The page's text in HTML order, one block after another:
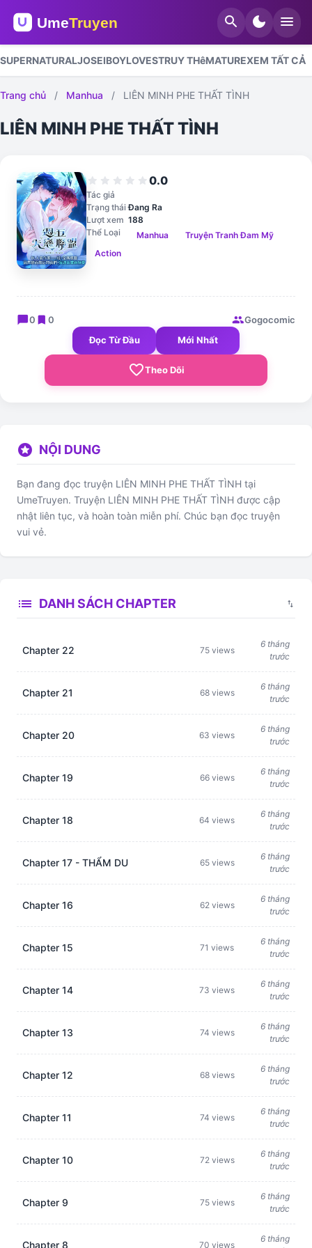
search dark_mode menu
SUPERNATURALJOSEIBOYLOVESTRUY THêMATUREXEM TẤT CẢ
Trang chủ / Manhua / LIÊN MINH PHE THẤT TÌNH
LIÊN MINH PHE THẤT TÌNH
star star star star star 0.0
Tác giả
Trạng thái Đang Ra
Lượt xem 188
Thể Loại
Manhua
Truyện Tranh Đam Mỹ
Action
chat_bubble0 bookmark 0 groupGogocomic
Đọc Từ Đầu
Mới Nhất
favorite_borderTheo Dõi
stars NỘI DUNG
Bạn đang đọc truyện LIÊN MINH PHE THẤT TÌNH tại
UmeTruyen. Truyện LIÊN MINH PHE THẤT TÌNH được cập
nhật liên tục, và hoàn toàn miễn phí. Chúc bạn đọc truyện
vui vẻ.
list DANH SÁCH CHAPTER swap_vert
Chapter 22 75 views
6 tháng
trước
Chapter 21 68 views
6 tháng
trước
Chapter 20 63 views
6 tháng
trước
Chapter 19 66 views
6 tháng
trước
Chapter 18 64 views
6 tháng
trước
Chapter 17 - THẨM DU 65 views
6 tháng
trước
Chapter 16 62 views
6 tháng
trước
Chapter 15 71 views
6 tháng
trước
Chapter 14 73 views
6 tháng
trước
Chapter 13 74 views
6 tháng
trước
Chapter 12 68 views
6 tháng
trước
Chapter 11 74 views
6 tháng
trước
Chapter 10 72 views
6 tháng
trước
Chapter 9 75 views
6 tháng
trước
Chapter 8 70 views
6 tháng